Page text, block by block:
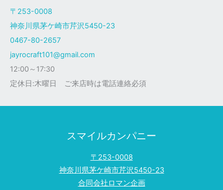
ク
様
〒253-0008
神奈川県茅ケ崎市芹沢5450-23
0467-80-2657
jayrocraft101@gmail.com
12:00～17:30
定休日:木曜日 ご来店時は電話連絡必須
スマイルカンパニー
〒253-0008
神奈川県茅ケ崎市芹沢5450-23
合同会社ロマン企画